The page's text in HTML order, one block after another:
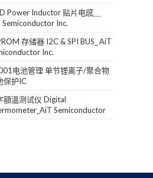
Power Inductor 贴片电感＿
Semiconductor Inc.
存储器 I2C & SPI BUS_ AiT
Inc.
电池管理 单节锂离子/聚合物
保护IC
額溫测试仪 Digital
Semiconductor